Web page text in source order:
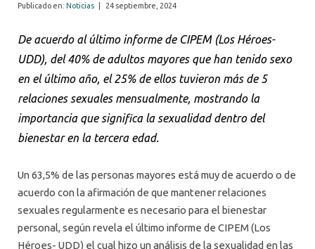
Publicado en: Noticias 24 septiembre, 2024
De acuerdo al último informe de CIPEM (Los Héroes-
UDD), del 40% de adultos mayores que han tenido sexo
en el último año, el 25% de ellos tuvieron más de 5
relaciones sexuales mensualmente, mostrando la
importancia que significa la sexualidad dentro del
bienestar en la tercera edad.
Un 63,5% de las personas mayores está muy de acuerdo o de
acuerdo con la afirmación de que mantener relaciones
sexuales regularmente es necesario para el bienestar
personal, según revela el último informe de CIPEM (Los
Héroes- UDD) el cual hizo un análisis de la sexualidad en las